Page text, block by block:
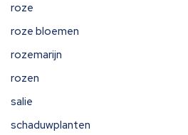
roze
roze bloemen
rozemarijn
rozen
salie
schaduwplanten